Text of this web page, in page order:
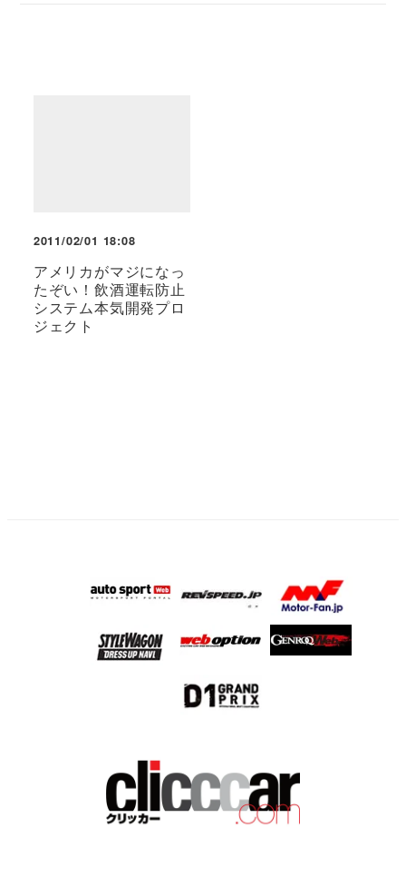
2011/02/01 18:08
アメリカがマジになっ
たぞい！飲酒運転防止
システム本気開発プロ
ジェクト